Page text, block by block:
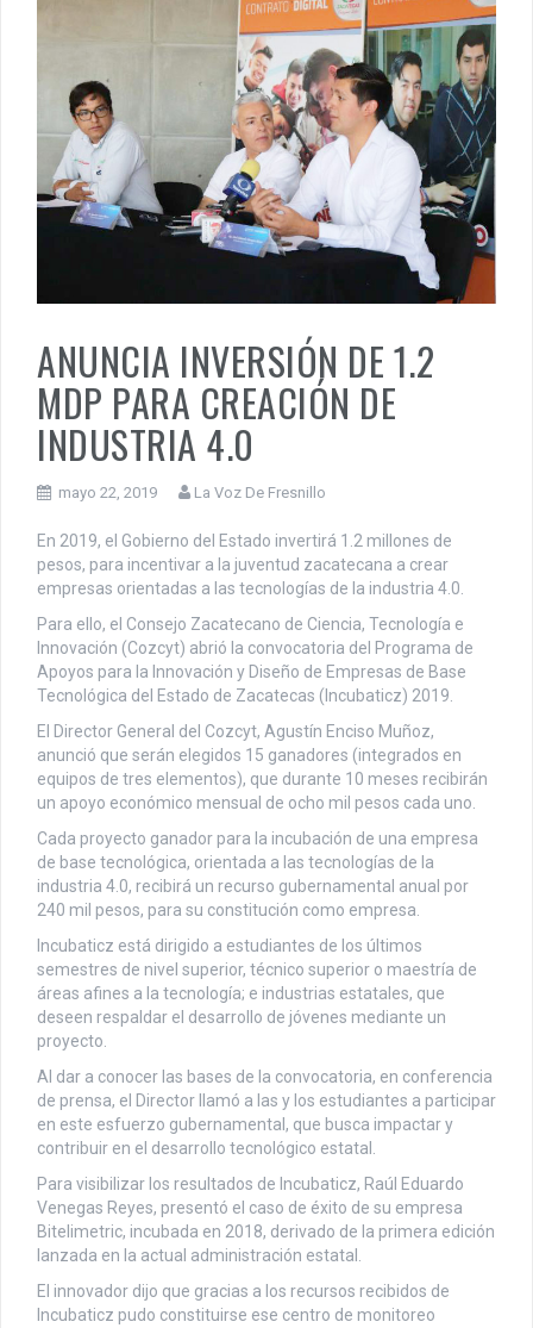
ANUNCIA INVERSIÓN DE 1.2
MDP PARA CREACIÓN DE
INDUSTRIA 4.0
mayo 22, 2019 La Voz De Fresnillo
En 2019, el Gobierno del Estado invertirá 1.2 millones de
pesos, para incentivar a la juventud zacatecana a crear
empresas orientadas a las tecnologías de la industria 4.0.
Para ello, el Consejo Zacatecano de Ciencia, Tecnología e
Innovación (Cozcyt) abrió la convocatoria del Programa de
Apoyos para la Innovación y Diseño de Empresas de Base
Tecnológica del Estado de Zacatecas (Incubaticz) 2019.
El Director General del Cozcyt, Agustín Enciso Muñoz,
anunció que serán elegidos 15 ganadores (integrados en
equipos de tres elementos), que durante 10 meses recibirán
un apoyo económico mensual de ocho mil pesos cada uno.
Cada proyecto ganador para la incubación de una empresa
de base tecnológica, orientada a las tecnologías de la
industria 4.0, recibirá un recurso gubernamental anual por
240 mil pesos, para su constitución como empresa.
Incubaticz está dirigido a estudiantes de los últimos
semestres de nivel superior, técnico superior o maestría de
áreas afines a la tecnología; e industrias estatales, que
deseen respaldar el desarrollo de jóvenes mediante un
proyecto.
Al dar a conocer las bases de la convocatoria, en conferencia
de prensa, el Director llamó a las y los estudiantes a participar
en este esfuerzo gubernamental, que busca impactar y
contribuir en el desarrollo tecnológico estatal.
Para visibilizar los resultados de Incubaticz, Raúl Eduardo
Venegas Reyes, presentó el caso de éxito de su empresa
Bitelimetric, incubada en 2018, derivado de la primera edición
lanzada en la actual administración estatal.
El innovador dijo que gracias a los recursos recibidos de
Incubaticz pudo constituirse ese centro de monitoreo